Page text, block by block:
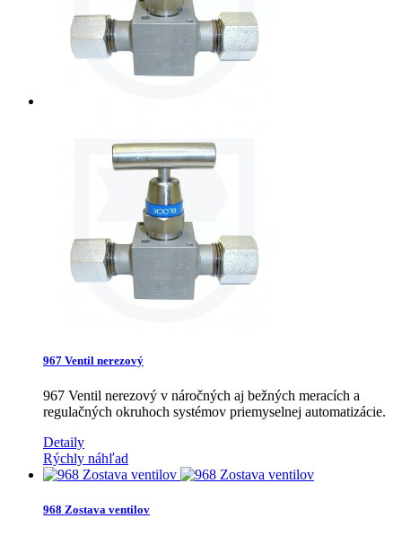
967 Ventil nerezový
967 Ventil nerezový v náročných aj bežných meracích a
regulačných okruhoch systémov priemyselnej automatizácie.
Detaily
Rýchly náhľad
968 Zostava ventilov